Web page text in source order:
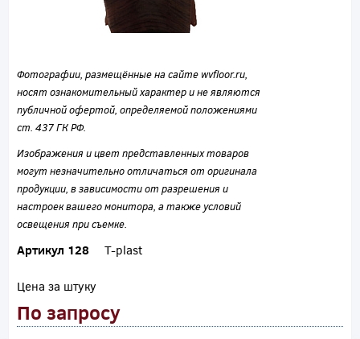
Фотографии, размещённые на сайте wvfloor.ru,
носят ознакомительный характер и не являются
публичной офертой, определяемой положениями
ст. 437 ГК РФ.
Изображения и цвет представленных товаров
могут незначительно отличаться от оригинала
продукции, в зависимости от разрешения и
настроек вашего монитора, а также условий
освещения при съемке.
Артикул 128 T-plast
Цена за штуку
По запросу